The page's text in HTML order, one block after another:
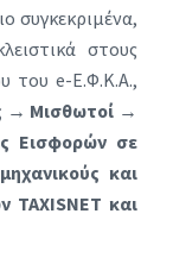
συγκεκριμένα,
στους
του e-Ε.Φ.Κ.Α.,
→ Μισθωτοί →
Εισφορών σε
και
TAXISNET και